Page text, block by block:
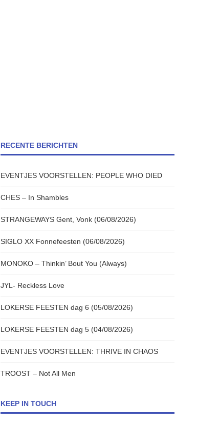
RECENTE BERICHTEN
EVENTJES VOORSTELLEN: PEOPLE WHO DIED
CHES – In Shambles
STRANGEWAYS Gent, Vonk (06/08/2026)
SIGLO XX Fonnefeesten (06/08/2026)
MONOKO – Thinkin’ Bout You (Always)
JYL- Reckless Love
LOKERSE FEESTEN dag 6 (05/08/2026)
LOKERSE FEESTEN dag 5 (04/08/2026)
EVENTJES VOORSTELLEN: THRIVE IN CHAOS
TROOST – Not All Men
KEEP IN TOUCH